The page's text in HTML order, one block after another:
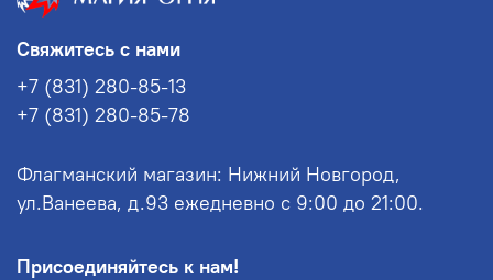
Свяжитесь с нами
+7 (831) 280-85-13
+7 (831) 280-85-78
Флагманский магазин: Нижний Новгород,
ул.Ванеева, д.93 ежедневно с 9:00 до 21:00.
Присоединяйтесь к нам!